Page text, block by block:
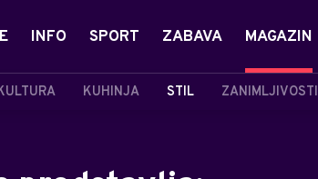
INFO SPORT ZABAVA MAGAZIN
KUHINJA STIL ZANIMLJIVOSTI